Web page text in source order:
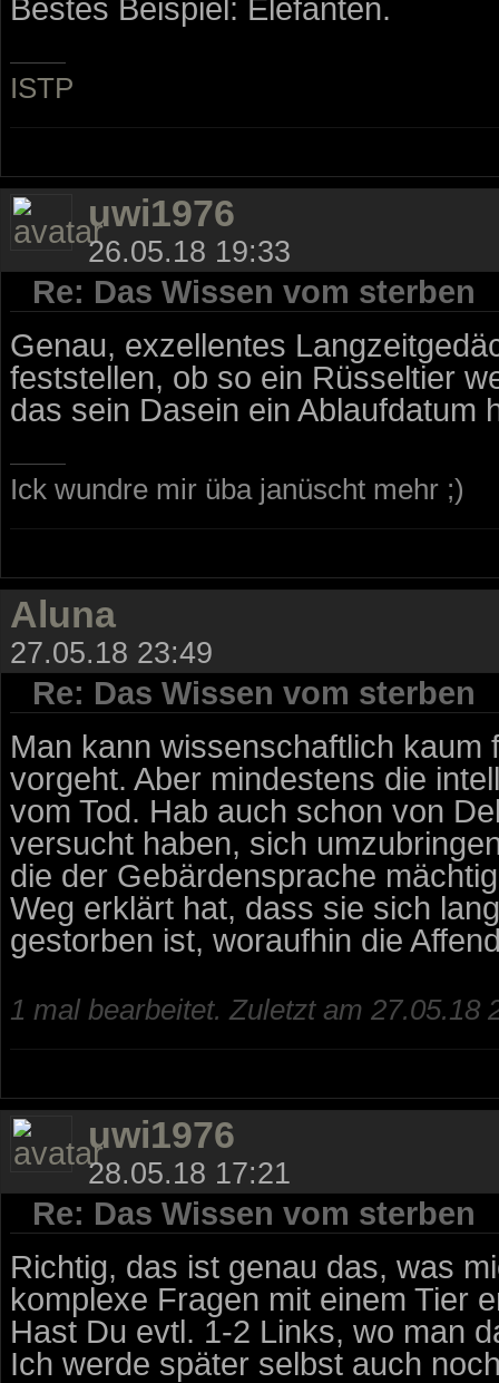
Bestes Beispiel: Elefanten.
ISTP
uwi1976
26.05.18 19:33
Re: Das Wissen vom sterben
Genau, exzellentes
feststellen, ob so ein Rüsseltier
das sein Dasein ein Ablaufdatum
Ick wundre mir üba janüscht mehr ;)
Aluna
27.05.18 23:49
Re: Das Wissen vom sterben
Man kann wissenschaftlich
vorgeht. Aber mindestens die
vom Tod. Hab auch schon von
versucht haben, sich
die der Gebärdensprache
Weg erklärt hat, dass sie sich
gestorben ist, woraufhin die
1 mal bearbeitet. Zuletzt am 27.05.18
uwi1976
28.05.18 17:21
Re: Das Wissen vom sterben
Richtig, das ist genau das, was
komplexe Fragen mit einem Tier
Hast Du evtl. 1-2 Links, wo man
Ich werde später selbst auch